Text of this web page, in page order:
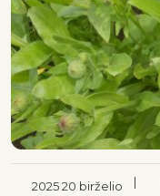
2025 20 birželio |